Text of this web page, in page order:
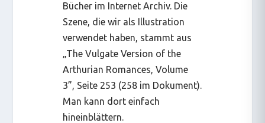
Bücher im Internet Archiv. Die
Szene, die wir als Illustration
verwendet haben, stammt aus
„The Vulgate Version of the
Arthurian Romances, Volume
3”, Seite 253 (258 im Dokument).
Man kann dort einfach
hineinblättern.